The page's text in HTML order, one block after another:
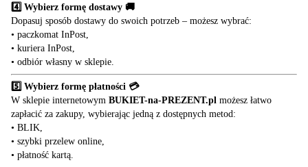
4️⃣ Wybierz formę dostawy 🚚
Dopasuj sposób dostawy do swoich potrzeb – możesz wybrać:
• paczkomat InPost,
• kuriera InPost,
• odbiór własny w sklepie.
5️⃣ Wybierz formę płatności 💳
W sklepie internetowym BUKIET-na-PREZENT.pl możesz łatwo
zapłacić za zakupy, wybierając jedną z dostępnych metod:
• BLIK,
• szybki przelew online,
• płatność kartą.